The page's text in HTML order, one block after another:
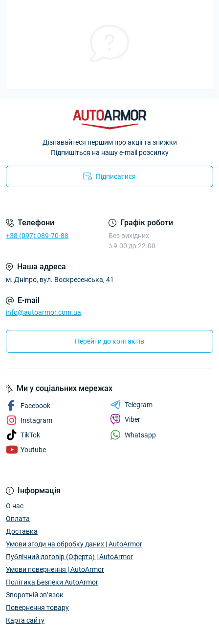
Дізнавайтеся першим про акції та знижки
Підпишіться на нашу e-mail розсилку
Підписатися
Телефони
+38 (097) 089-70-88
Графік роботи
Без вихідних
з 9.00 до 22.00
Наша адреса
м. Дніпро, вул. Воскресенська, 41
E-mail
info@autoarmor.com.ua
Перейти до контактів
Інформація
О нас
Оплата
Доставка
Умови згоди на обробку даних | AutoArmor
Публічний договір (Оферта) | AutoArmor
Умови повернення | AutoArmor
Політика Безпеки AutoArmor
Зворотній зв’язок
Повернення товару
Карта сайту
Ми у соціальних мережах
Facebook
Instagram
TikTok
Youtube
Telegram
Viber
Whatsapp